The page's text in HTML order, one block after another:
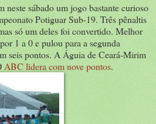
sábado um jogo bastante curioso
Potiguar Sub-19. Três pênaltis
só um deles foi convertido. Melhor
1 a 0 e pulou para a segunda
seis pontos. A Águia de Ceará-Mirim
ABC lidera com nove pontos.